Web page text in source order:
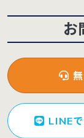
お
LINE